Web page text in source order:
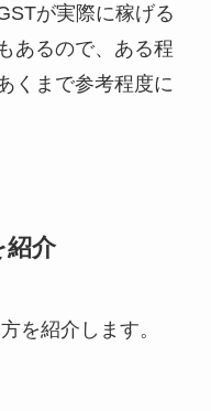
が実際に稼げる
あるので、ある程
くまで参考程度に
紹介
を紹介します。